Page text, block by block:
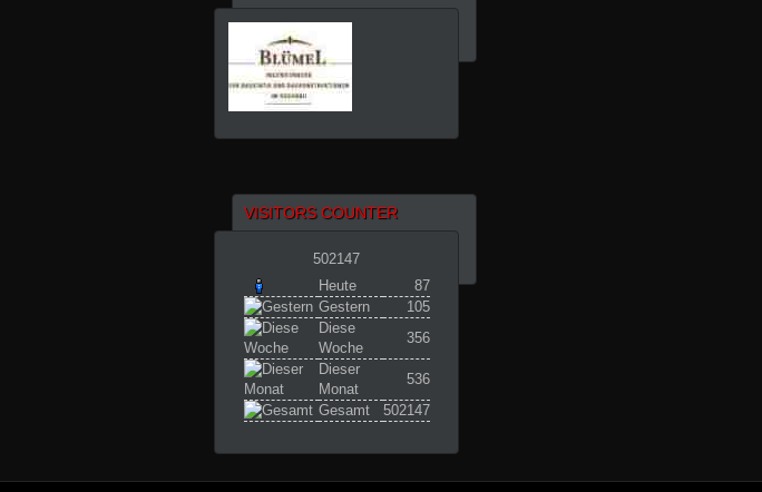
VISITORS COUNTER
502147
Heute
87
Gestern
105
Diese
Woche
356
Dieser
Monat
536
Gesamt
502147